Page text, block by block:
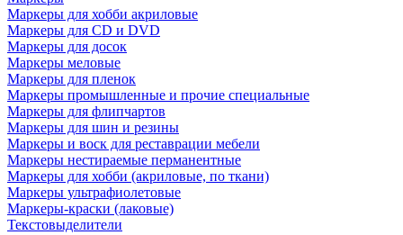
Маркеры для хобби акриловые
Маркеры для CD и DVD
Маркеры для досок
Маркеры меловые
Маркеры для пленок
Маркеры промышленные и прочие специальные
Маркеры для флипчартов
Маркеры для шин и резины
Маркеры и воск для реставрации мебели
Маркеры нестираемые перманентные
Маркеры для хобби (акриловые, по ткани)
Маркеры ультрафиолетовые
Маркеры-краски (лаковые)
Текстовыделители